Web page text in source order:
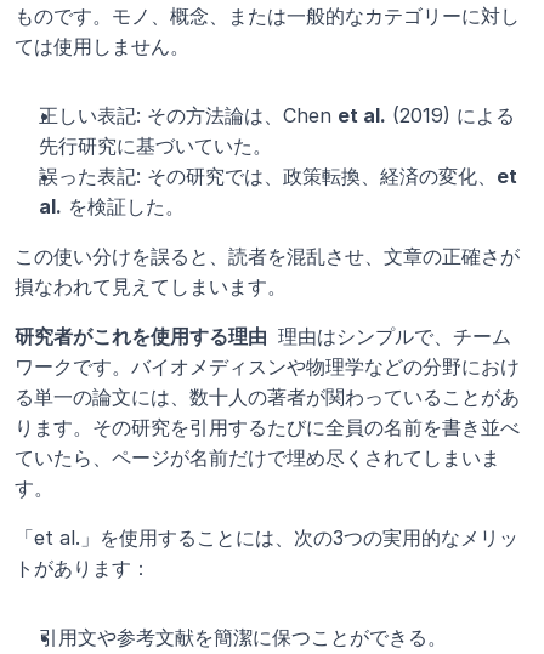
ものです。モノ、概念、または一般的なカテゴリーに対し
ては使用しません。
正しい表記: その方法論は、Chen et al. (2019) による
先行研究に基づいていた。
誤った表記: その研究では、政策転換、経済の変化、 et
al. を検証した。
この使い分けを誤ると、読者を混乱させ、文章の正確さが
損なわれて見えてしまいます。
研究者がこれを使用する理由 理由はシンプルで、チーム
ワークです。バイオメディスンや物理学などの分野におけ
る単一の論文には、数十人の著者が関わっていることがあ
ります。その研究を引用するたびに全員の名前を書き並べ
ていたら、ページが名前だけで埋め尽くされてしまいま
す。
「et al.」を使用することには、次の3つの実用的なメリッ
トがあります：
引用文や参考文献を簡潔に保つことができる。